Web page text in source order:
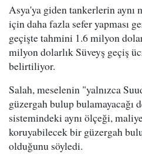
Asya'ya giden tankerlerin aynı
için daha fazla sefer yapması
geçişte tahmini 1.6 milyon
milyon dolarlık Süveyş geçiş
belirtiliyor.
Salah, meselenin "yalnızca
güzergah bulup bulamayacağı
sistemindeki aynı ölçeği,
koruyabilecek bir güzergah
olduğunu söyledi.